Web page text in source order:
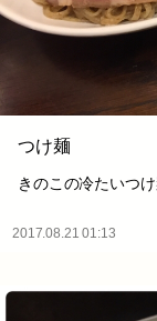
つけ麺
きのこの冷たいつ
2017.08.21 01:13